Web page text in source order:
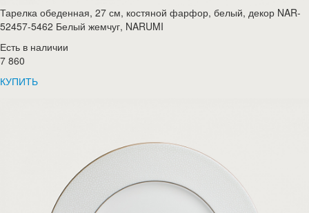
Тарелка обеденная, 27 см, костяной фарфор, белый, декор NAR-
52457-5462 Белый жемчуг, NARUMI
Есть в наличии
7 860
КУПИТЬ